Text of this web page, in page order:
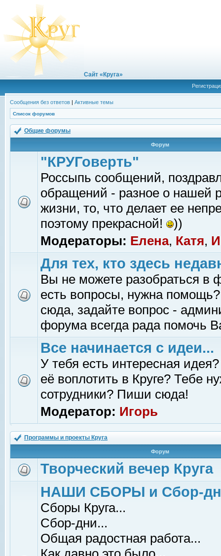
Сайт «Круга»
Сообщения без ответов | Активные темы
Список форумов
Общие форумы
Форум
"КРУГоверть"
Россыпь сообщений,
обращений - разное о нашей
жизни, то, что делает ее
поэтому прекрасной!
))
Модераторы: Елена, Катя,
Для тех, кто здесь
Вы не можете разобраться в
есть вопросы, нужна помощь?
сюда, задайте вопрос -
форума всегда рада помочь
Все начинается с идеи...
У тебя есть интересная
её воплотить в Круге? Тебе
сотрудники? Пиши сюда!
Модератор: Игорь
Программы и проекты Круга
Форум
Творческий вечер Круга
НАШИ СБОРЫ и Сбор-
Сборы Круга...
Сбор-дни...
Общая радостная работа...